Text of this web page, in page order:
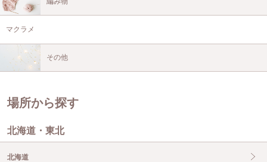
マクラメ
その他
場所から探す
北海道・東北
北海道